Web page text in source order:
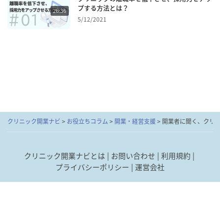
26:36
プする方法とは？
5/12/2021
クリニック開業ナビ > お役立ちコラム > 開業・経営支援> 開業者に聞く、クリ
クリニック開業ナビとは お問い合わせ 利用規約
プライバシーポリシー 運営会社